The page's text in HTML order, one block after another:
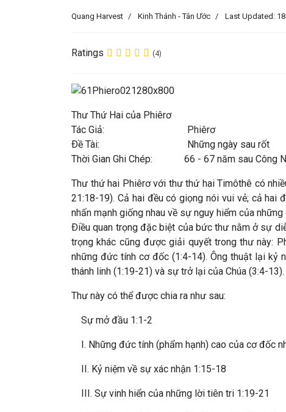
Quang Harvest Kinh Thánh - Tân Ước Last Updated:
Ratings (4)
Thư Thứ Hai của Phiêrơ
Tác Giả: Phiêrơ
Ðề Tài: Những ngày sau rốt
Thời Gian Ghi Chép: 66 - 67 năm sau Công
Thư thứ hai Phiêrơ với thư thứ hai Timôthê có
21:18-19). Cả hai đều có giọng nói vui vẻ; cả
nhấn mạnh giống nhau về sự nguy hiểm của
Ðiều quan trọng đặc biệt của bức thư nằm ở sự
trọng khác cũng được giải quyết trong thư này:
những đức tính cơ đốc (1:4-14). Ông thuật lại kỷ
thánh linh (1:19-21) và sự trở lại của Chúa (3:4-
Thư này có thể được chia ra như sau:
Sự mở đầu 1:1-2
I. Những đức tính (phẩm hạnh) cao của cơ đốc
II. Kỷ niệm về sự xác nhận 1:15-18
III. Sự vinh hiển của những lời tiên tri 1:19-21